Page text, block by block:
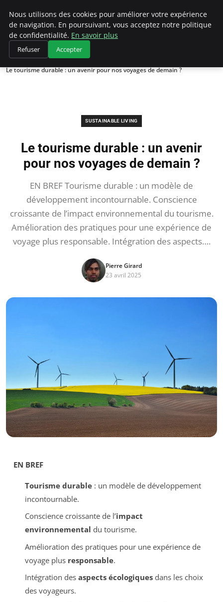
Climategatecountryclub.com
Accueil
Sustainable Living
Le tourisme durable : un avenir pour nos voyages de demain ?
SUSTAINABLE LIVING
Le tourisme durable : un avenir
pour nos voyages de demain ?
EN BREF Tourisme durable : un modèle de
développement incontournable. Conscience
croissante de l’impact environnemental du tourisme.
Amélioration des pratiques pour une expérience de
voyage plus responsable. Intégration des aspects….
Pierre Girard
23 avril 2025
EN BREF
Tourisme durable: un modèle de développement
incontournable.
Conscience croissante de l’impact
environnemental du tourisme.
Amélioration des pratiques pour une expérience de
voyage plus responsable.
Intégration des aspects écologiquesdans les choix
des voyageurs.
Nous utilisons des cookies pour améliorer votre expérience
de navigation. En poursuivant, vous acceptez notre politique
de confidentialité. En savoir plus
Refuser Accepter